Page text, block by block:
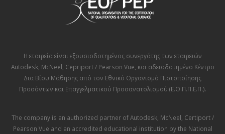
Η εταιρεία είναι εξουσιοδοτημένος συνεργάτης των εταιρειών
Autodesk, McNeel Cepriport / Pearson Vue , και αδειοδοτημένο Κέντρο
Δια Βίου Μάθησης από τον Εθνικό Οργανισμό Πιστοποίησης
Προσόντων και Επαγγελματικού Προσανατολισμού (Ε.Ο.Π.Π.Ε.Π.).
The company is an authorized partner ofAutodesk, McNeel Certiport /
Pearson Vue and an accredited educational institution by the National